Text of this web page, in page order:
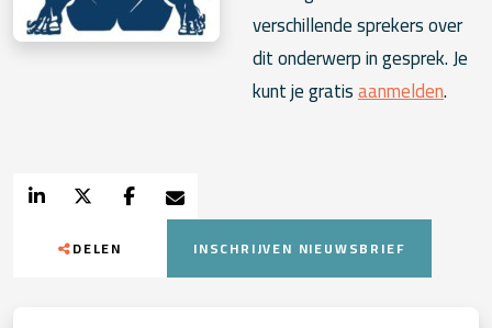
verschillende sprekers over
dit onderwerp in gesprek. Je
kunt je gratisaanmelden.
DELEN INSCHRIJVEN NIEUWSBRIEF